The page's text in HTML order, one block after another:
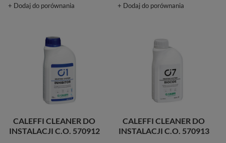
+ Dodaj do porównania + Dodaj do porównania
CALEFFI CLEANER DO
INSTALACJI C.O. 570912
CALEFFI CLEANER DO
INSTALACJI C.O. 570913